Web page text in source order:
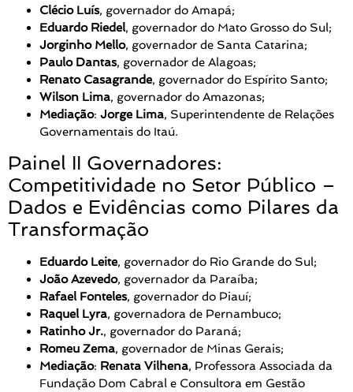
Clécio Luís, governador do Amapá;
Eduardo Riedel, governador do Mato Grosso do Sul;
Jorginho Mello, governador de Santa Catarina;
Paulo Dantas, governador de Alagoas;
Renato Casagrande, governador do Espírito Santo;
Wilson Lima, governador do Amazonas;
Mediação: Jorge Lima, Superintendente de Relações
Governamentais do Itaú.
Painel II Governadores:
Competitividade no Setor Público –
Dados e Evidências como Pilares da
Transformação
Eduardo Leite, governador do Rio Grande do Sul;
João Azevedo, governador da Paraíba;
Rafael Fonteles, governador do Piauí;
Raquel Lyra, governadora de Pernambuco;
Ratinho Jr., governador do Paraná;
Romeu Zema, governador de Minas Gerais;
Mediação: Renata Vilhena, Professora Associada da
Fundação Dom Cabral e Consultora em Gestão